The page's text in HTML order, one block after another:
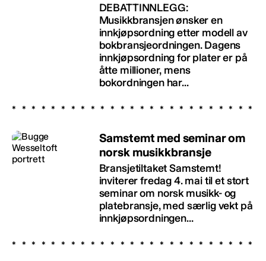
DEBATTINNLEGG:
Musikkbransjen ønsker en
innkjøpsordning etter modell av
bokbransjeordningen. Dagens
innkjøpsordning for plater er på
åtte millioner, mens
bokordningen har...
Samstemt med seminar om
norsk musikkbransje
Bransjetiltaket Samstemt!
inviterer fredag 4. mai til et stort
seminar om norsk musikk- og
platebransje, med særlig vekt på
innkjøpsordningen...